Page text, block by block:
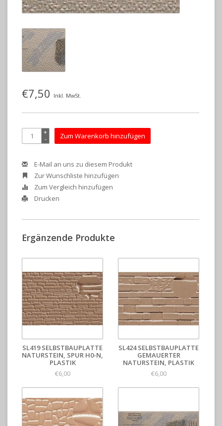
€7,50 Inkl. MwSt.
+
- Zum Warenkorb hinzufügen
E-Mail an uns zu diesem Produkt
Zur Wunschliste hinzufügen
Zum Vergleich hinzufügen
Drucken
Ergänzende Produkte
SL419 SELBSTBAUPLATTE
NATURSTEIN, SPUR H0-N,
PLASTIK
€6,00
SL424 SELBSTBAUPLATTE
GEMAUERTER
NATURSTEIN, PLASTIK
€6,00